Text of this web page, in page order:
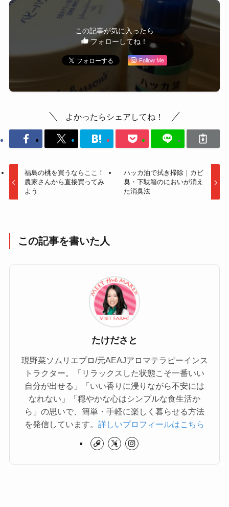
この記事が気に入ったら
フォローしてね！
Follow Me
よかったらシェアしてね！
福島の桃を買うならここ！
農家さんから直接買ってみ
よう
ハッカ油で拭き掃除｜カビ
臭・下駄箱のにおいが消え
た消臭法
この記事を書いた人
たけださと
現野菜ソムリエプロ/元AEAJアロマテラピーインス
トラクター。「リラックスした状態こそ一番いい
自分が出せる」「いい香りに浸りながら不安には
なれない」「穏やかな心はシンプルな食生活か
ら」の思いで、簡単・手軽に楽しく暮らせる方法
を発信しています。 詳しいプロフィールはこちら